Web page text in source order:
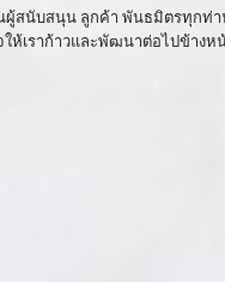
สนับสนุน ลูกค้า พันธมิตรทุกท่
ให้เราก้าวและพัฒนาต่อไปข้าง